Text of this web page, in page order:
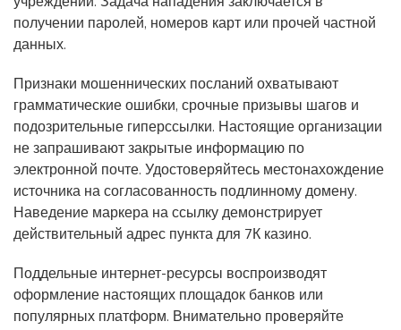
получении паролей, номеров карт или прочей частной
данных.
Признаки мошеннических посланий охватывают
грамматические ошибки, срочные призывы шагов и
подозрительные гиперссылки. Настоящие организации
не запрашивают закрытые информацию по
электронной почте. Удостоверяйтесь местонахождение
источника на согласованность подлинному домену.
Наведение маркера на ссылку демонстрирует
действительный адрес пункта для 7К казино.
Поддельные интернет-ресурсы воспроизводят
оформление настоящих площадок банков или
популярных платформ. Внимательно проверяйте